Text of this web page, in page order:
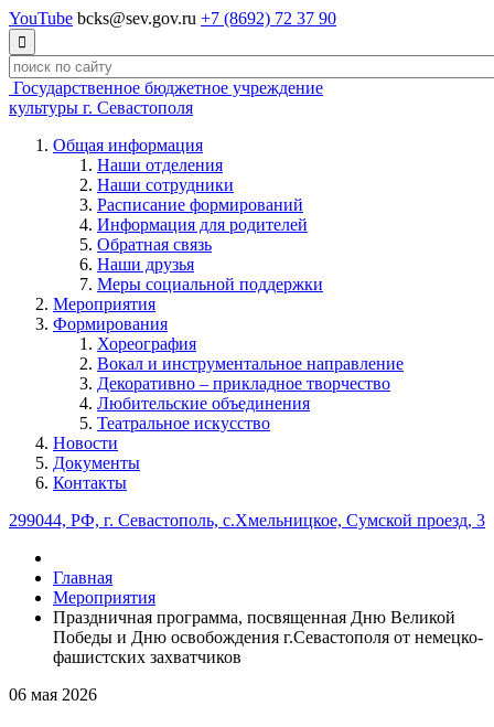
YouTube bcks@sev.gov.ru +7 (8692) 72 37 90

Государственное бюджетное учреждение
культуры г. Севастополя
Общая информация
Наши отделения
Наши сотрудники
Расписание формирований
Информация для родителей
Обратная связь
Наши друзья
Меры социальной поддержки
Мероприятия
Формирования
Хореография
Вокал и инструментальное направление
Декоративно – прикладное творчество
Любительские объединения
Театральное искусство
Новости
Документы
Контакты
299044, РФ, г. Севастополь, с.Хмельницкое, Сумской проезд, 3
Главная
Мероприятия
Праздничная программа, посвященная Дню Великой
Победы и Дню освобождения г.Севастополя от немецко-
фашистских захватчиков
06 мая 2026